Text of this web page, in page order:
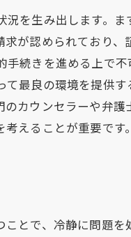
を生み出します。ま
が認められており、
続きを進める上で
最良の環境を提供
カウンセラーや弁
えることが重要です。
とで、冷静に問題